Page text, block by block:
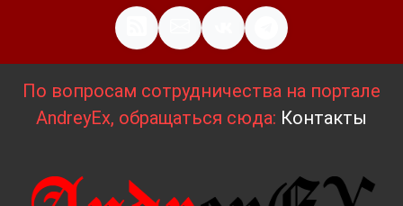
По вопросам сотрудничества на портале
AndreyEx, обращаться сюда: Контакты